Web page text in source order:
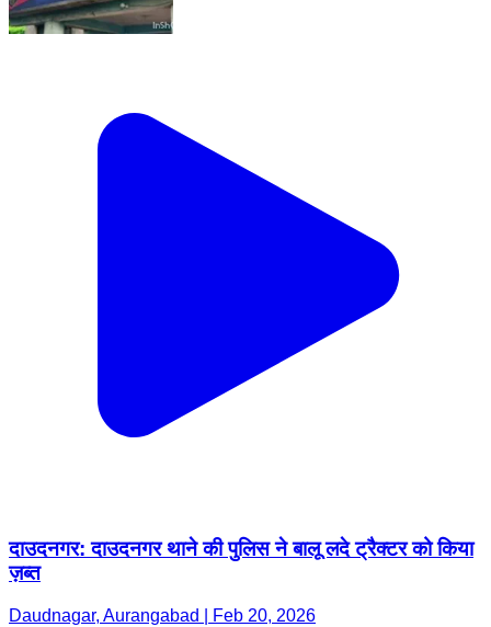
दाउदनगर: दाउदनगर थाने की पुलिस ने बालू लदे ट्रैक्टर को किया
ज़ब्त
Daudnagar, Aurangabad | Feb 20, 2026